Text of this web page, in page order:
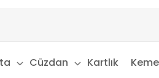
Cüzdan Kartlık